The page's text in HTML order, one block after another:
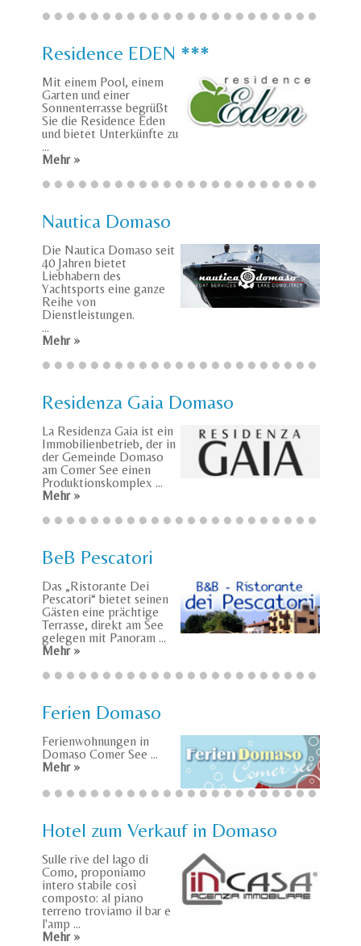
Residence EDEN ***
Mit einem Pool, einem
Garten und einer
Sonnenterrasse begrüßt
Sie die Residence Eden
und bietet Unterkünfte zu
...
Mehr »
Nautica Domaso
Die Nautica Domaso seit
40 Jahren bietet
Liebhabern des
Yachtsports eine ganze
Reihe von
Dienstleistungen.
...
Mehr »
Residenza Gaia Domaso
La Residenza Gaia ist ein
Immobilienbetrieb, der in
der Gemeinde Domaso
am Comer See einen
Produktionskomplex ...
Mehr »
BeB Pescatori
Das „Ristorante Dei
Pescatori“ bietet seinen
Gästen eine prächtige
Terrasse, direkt am See
gelegen mit Panoram ...
Mehr »
Ferien Domaso
Ferienwohnungen in
Domaso Comer See ...
Mehr »
Hotel zum Verkauf in Domaso
Sulle rive del lago di
Como, proponiamo
intero stabile così
composto: al piano
terreno troviamo il bar e
l'amp ...
Mehr »